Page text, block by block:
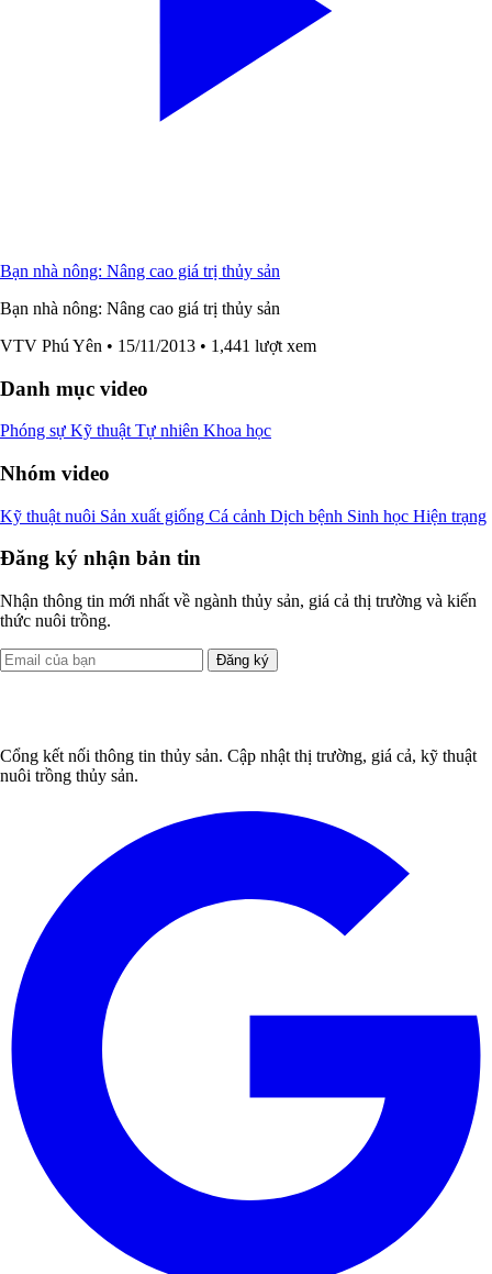
Bạn nhà nông: Nâng cao giá trị thủy sản
Bạn nhà nông: Nâng cao giá trị thủy sản
VTV Phú Yên • 15/11/2013 • 1,441 lượt xem
Danh mục video
Phóng sự Kỹ thuật Tự nhiên Khoa học
Nhóm video
Kỹ thuật nuôi Sản xuất giống Cá cảnh Dịch bệnh Sinh học Hiện trạng
Đăng ký nhận bản tin
Nhận thông tin mới nhất về ngành thủy sản, giá cả thị trường và kiến
thức nuôi trồng.
Đăng ký
Cổng kết nối thông tin thủy sản. Cập nhật thị trường, giá cả, kỹ thuật
nuôi trồng thủy sản.